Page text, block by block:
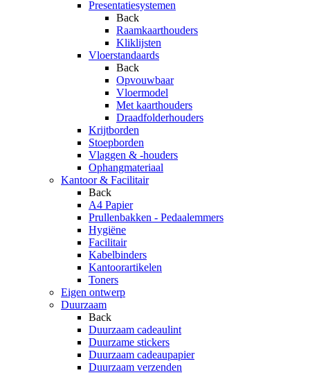
Presentatiesystemen
Back
Raamkaarthouders
Kliklijsten
Vloerstandaards
Back
Opvouwbaar
Vloermodel
Met kaarthouders
Draadfolderhouders
Krijtborden
Stoepborden
Vlaggen & -houders
Ophangmateriaal
Kantoor & Facilitair
Back
A4 Papier
Prullenbakken - Pedaalemmers
Hygiëne
Facilitair
Kabelbinders
Kantoorartikelen
Toners
Eigen ontwerp
Duurzaam
Back
Duurzaam cadeaulint
Duurzame stickers
Duurzaam cadeaupapier
Duurzaam verzenden